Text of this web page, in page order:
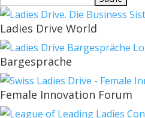
nach:
Ladies Drive World
Bargespräche
Female Innovation Forum